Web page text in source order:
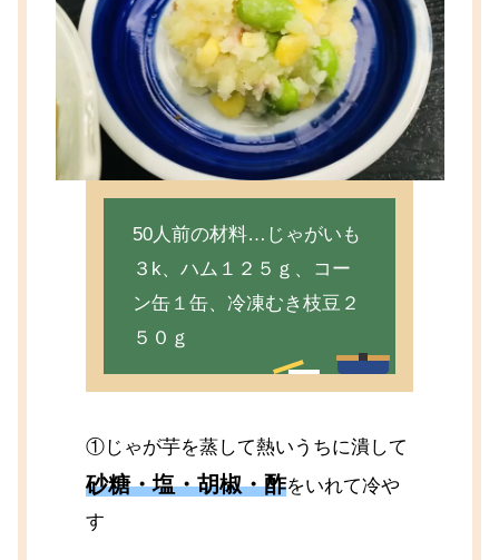
50人前の材料…じゃがいも
３k、ハム１２５ｇ、コー
ン缶１缶、冷凍むき枝豆２
５０ｇ
①じゃが芋を蒸して熱いうちに潰して
砂糖・塩・胡椒・酢をいれて冷や
す